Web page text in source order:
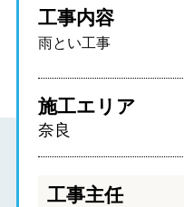
工事内容
雨とい工事
施工エリア
奈良
工事主任